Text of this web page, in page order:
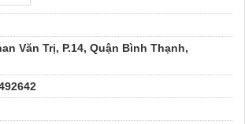
Văn Trị, P.14, Quận Bình Thạnh,